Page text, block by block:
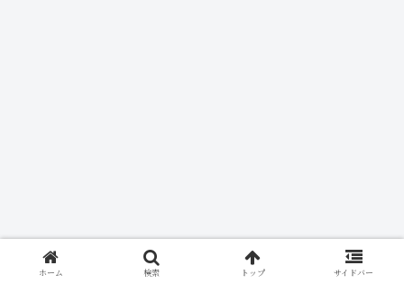
ホーム 検索 トップ サイドバー